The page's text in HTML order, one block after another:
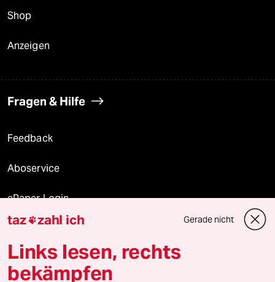
Shop
Anzeigen
Fragen & Hilfe
Feedback
Aboservice
ePaper Login
Downloads für Abonnierende
taz zahl ich Gerade nicht
Links lesen, rechts
bekämpfen